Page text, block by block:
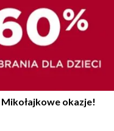
Mikołajkowe okazje!